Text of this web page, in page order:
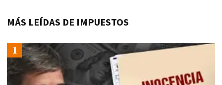
MÁS LEÍDAS DE IMPUESTOS